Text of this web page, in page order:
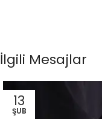
İlgili Mesajlar
13
ŞUB